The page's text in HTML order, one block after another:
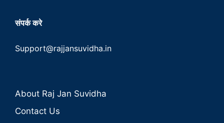
संपर्क करे
Support@rajjansuvidha.in
About Raj Jan Suvidha
Contact Us